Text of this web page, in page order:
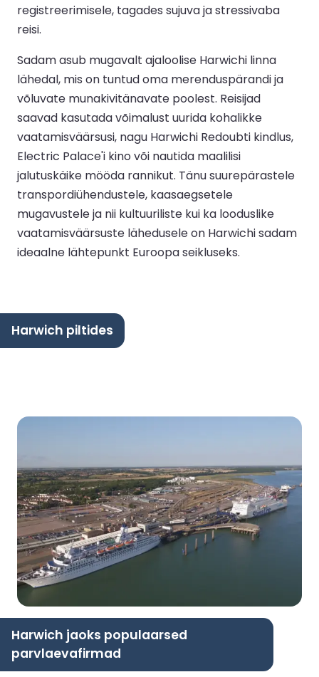
registreerimisele, tagades sujuva ja stressivaba
reisi.
Sadam asub mugavalt ajaloolise Harwichi linna
lähedal, mis on tuntud oma merenduspärandi ja
võluvate munakivitänavate poolest. Reisijad
saavad kasutada võimalust uurida kohalikke
vaatamisväärsusi, nagu Harwichi Redoubti kindlus,
Electric Palace'i kino või nautida maalilisi
jalutuskäike mööda rannikut. Tänu suurepärastele
transpordiühendustele, kaasaegsetele
mugavustele ja nii kultuuriliste kui ka looduslike
vaatamisväärsuste lähedusele on Harwichi sadam
ideaalne lähtepunkt Euroopa seikluseks.
Harwich piltides
Harwich jaoks populaarsed
parvlaevafirmad